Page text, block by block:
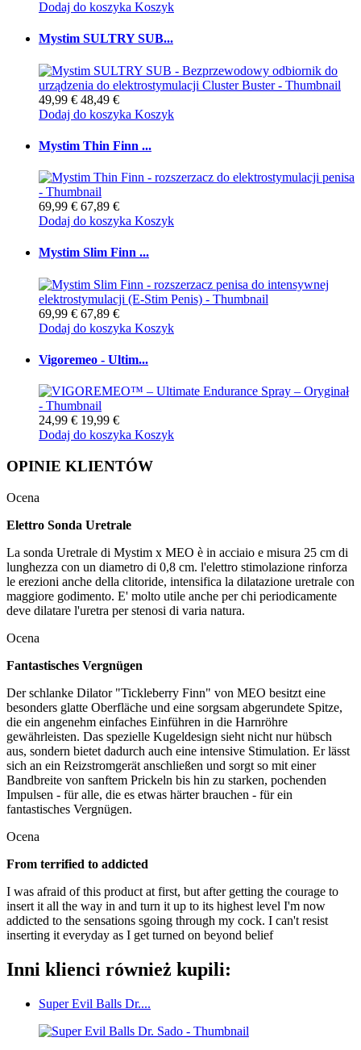
Dodaj do koszyka Koszyk
Mystim SULTRY SUB...
49,99 € 48,49 €
Dodaj do koszyka Koszyk
Mystim Thin Finn ...
69,99 € 67,89 €
Dodaj do koszyka Koszyk
Mystim Slim Finn ...
69,99 € 67,89 €
Dodaj do koszyka Koszyk
Vigoremeo - Ultim...
24,99 € 19,99 €
Dodaj do koszyka Koszyk
OPINIE KLIENTÓW
Ocena
Elettro Sonda Uretrale
La sonda Uretrale di Mystim x MEO è in acciaio e misura 25 cm di
lunghezza con un diametro di 0,8 cm. l'elettro stimolazione rinforza
le erezioni anche della clitoride, intensifica la dilatazione uretrale con
maggiore godimento. E' molto utile anche per chi periodicamente
deve dilatare l'uretra per stenosi di varia natura.
Ocena
Fantastisches Vergnügen
Der schlanke Dilator "Tickleberry Finn" von MEO besitzt eine
besonders glatte Oberfläche und eine sorgsam abgerundete Spitze,
die ein angenehm einfaches Einführen in die Harnröhre
gewährleisten. Das spezielle Kugeldesign sieht nicht nur hübsch
aus, sondern bietet dadurch auch eine intensive Stimulation. Er lässt
sich an ein Reizstromgerät anschließen und sorgt so mit einer
Bandbreite von sanftem Prickeln bis hin zu starken, pochenden
Impulsen - für alle, die es etwas härter brauchen - für ein
fantastisches Vergnügen.
Ocena
From terrified to addicted
I was afraid of this product at first, but after getting the courage to
insert it all the way in and turn it up to its highest level I'm now
addicted to the sensations sgoing through my cock. I can't resist
inserting it everyday as I get turned on beyond belief
Inni klienci również kupili:
Super Evil Balls Dr....